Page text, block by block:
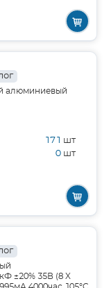
алюминиевый
171 шт
0 шт
±20% 35В (8 X